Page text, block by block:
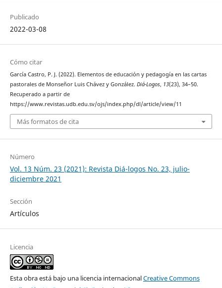
Publicado
2022-03-08
Cómo citar
García Castro, P. J. (2022). Elementos de educación y pedagogía en las cartas
pastorales de Monseñor Luis Chávez y González. Diá-Logos, 13(23), 34–50.
Recuperado a partir de
https://www.revistas.udb.edu.sv/ojs/index.php/dl/article/view/11
Más formatos de cita
Número
Vol. 13 Núm. 23 (2021): Revista Diá-logos No. 23, julio-
diciembre 2021
Sección
Artículos
Licencia
Esta obra está bajo una licencia internacionalCreative Commons